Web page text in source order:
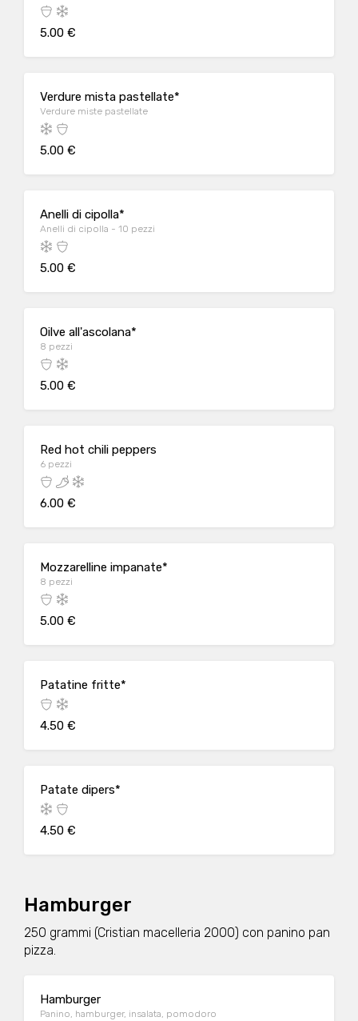
5.00 €
Verdure mista pastellate*
Verdure miste pastellate
5.00 €
Anelli di cipolla*
Anelli di cipolla - 10 pezzi
5.00 €
Oilve all'ascolana*
8 pezzi
5.00 €
Red hot chili peppers
6 pezzi
6.00 €
Mozzarelline impanate*
8 pezzi
5.00 €
Patatine fritte*
4.50 €
Patate dipers*
4.50 €
Hamburger
250 grammi (Cristian macelleria 2000) con panino pan
pizza.
Hamburger
Panino, hamburger, insalata, pomodoro